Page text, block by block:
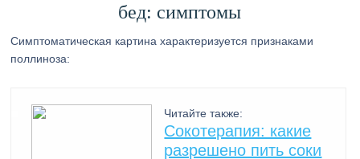
бед: симптомы
Симптоматическая картина характеризуется признаками
поллиноза:
Читайте также:
Сокотерапия: какие
разрешено пить соки